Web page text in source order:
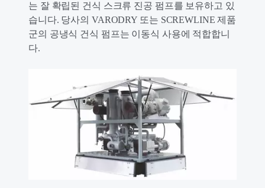
는 잘 확립된 건식 스크류 진공 펌프를 보유하고 있
습니다. 당사의 VARODRY 또는 SCREWLINE 제품
군의 공냉식 건식 펌프는 이동식 사용에 적합합니
다.